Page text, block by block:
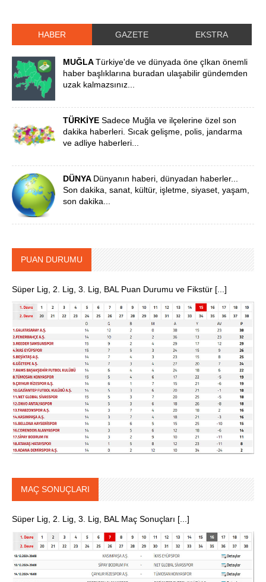
HABER GAZETE EKSTRA
MUĞLATürkiye'de ve dünyada öne çIkan önemli
haber başlıklarına buradan ulaşabilir gündemden
uzak kalmazsınız...
TÜRKİYESadece Muğla ve ilçelerine özel son
dakika haberleri. Sıcak gelişme, polis, jandarma
ve adliye haberleri...
DÜNYA Dünyanın haberi, dünyadan haberler...
Son dakika, sanat, kültür, işletme, siyaset, yaşam,
son dakika...
PUAN DURUMU
Süper Lig, 2. Lig, 3. Lig, BAL Puan Durumu ve Fikstür [...]
MAÇ SONUÇLARI
Süper Lig, 2. Lig, 3. Lig, BAL Maç Sonuçları [...]